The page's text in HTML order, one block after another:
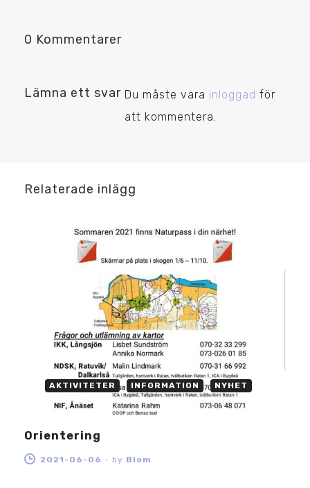
0 Kommentarer
Lämna ett svar Du måste vara inloggad för
att kommentera.
Relaterade inlägg
AKTIVITETER INFORMATION NYHET
Orientering
2021-06-06 - by Blom